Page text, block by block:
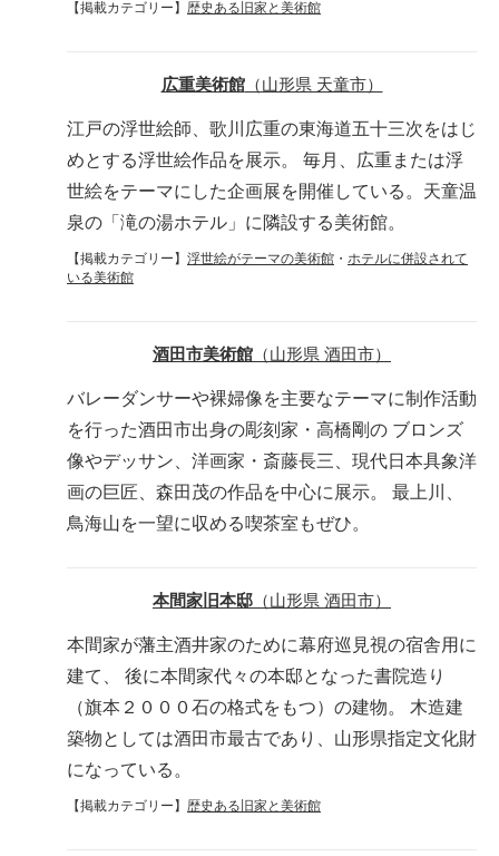
【掲載カテゴリー】 歴史ある旧家と美術館
広重美術館（山形県 天童市）
江戸の浮世絵師、歌川広重の東海道五十三次をはじ
めとする浮世絵作品を展示。 毎月、広重または浮
世絵をテーマにした企画展を開催している。天童温
泉の「滝の湯ホテル」に隣設する美術館。
【掲載カテゴリー】 浮世絵がテーマの美術館 ・ ホテルに併設されて
いる美術館
酒田市美術館 （山形県 酒田市）
バレーダンサーや裸婦像を主要なテーマに制作活動
を行った酒田市出身の彫刻家・高橋剛の ブロンズ
像やデッサン、洋画家・斎藤長三、現代日本具象洋
画の巨匠、森田茂の作品を中心に展示。 最上川、
鳥海山を一望に収める喫茶室もぜひ。
本間家旧本邸 （山形県 酒田市）
本間家が藩主酒井家のために幕府巡見視の宿舎用に
建て、 後に本間家代々の本邸となった書院造り
（旗本２０００石の格式をもつ）の建物。 木造建
築物としては酒田市最古であり、山形県指定文化財
になっている。
【掲載カテゴリー】 歴史ある旧家と美術館